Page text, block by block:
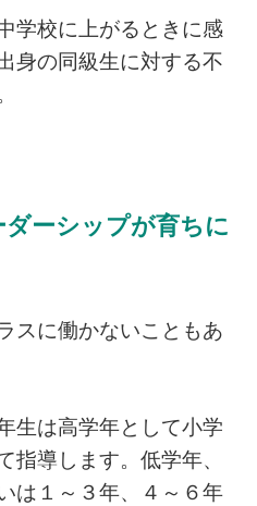
学校に上がるときに感
身の同級生に対する不
ーシップが育ちに
スに働かないこともあ
生は高学年として小学
指導します。低学年、
は１～３年、４～６年